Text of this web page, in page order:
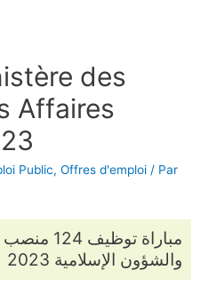
des
Affaires
Public, Offres d'emploi / Par
مباراة
والشؤون الإسلامية 2023